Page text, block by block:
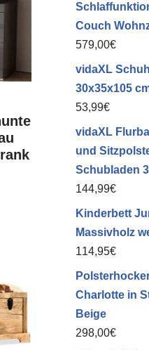
Couch
579,00€
vidaXL
30x35x105
53,99€
vidaXL
und
Schubladen
144,99€
Kinderbett
Massivholz
114,95€
Charlotte in
Beige
298,00€